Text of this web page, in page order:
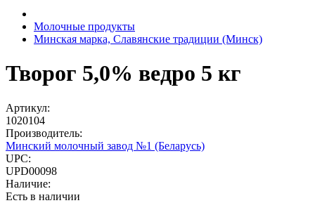
Молочные продукты
Минская марка, Славянские традиции (Минск)
Творог 5,0% ведро 5 кг
Артикул:
1020104
Производитель:
Минский молочный завод №1 (Беларусь)
UPC:
UPD00098
Наличие:
Есть в наличии